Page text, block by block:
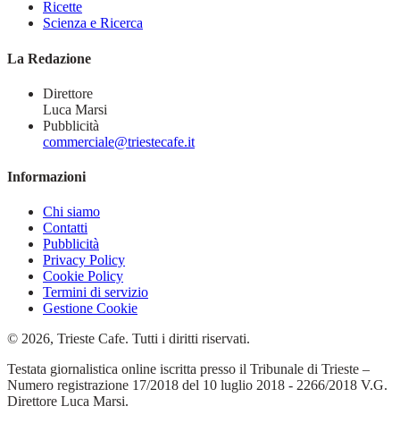
Ricette
Scienza e Ricerca
La Redazione
Direttore
Luca Marsi
Pubblicità
commerciale@triestecafe.it
Informazioni
Chi siamo
Contatti
Pubblicità
Privacy Policy
Cookie Policy
Termini di servizio
Gestione Cookie
© 2026, Trieste Cafe. Tutti i diritti riservati.
Testata giornalistica online iscritta presso il Tribunale di Trieste –
Numero registrazione 17/2018 del 10 luglio 2018 - 2266/2018 V.G.
Direttore Luca Marsi.